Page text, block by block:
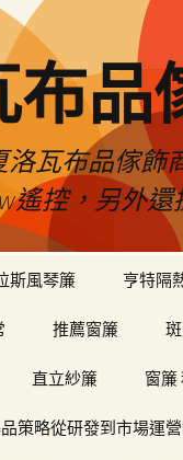
布品
瓦布品傢飾
遙控，另外
斯風琴簾 亨特隔
推薦窗簾
直立紗簾 窗簾
策略從研發到市場運